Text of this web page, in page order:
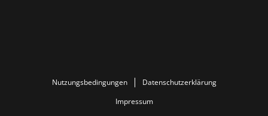
Nutzungsbedingungen
Datenschutzerklärung
Impressum